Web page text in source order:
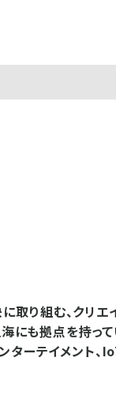
り組む、クリエ
にも拠点を持っ
ーテイメント、